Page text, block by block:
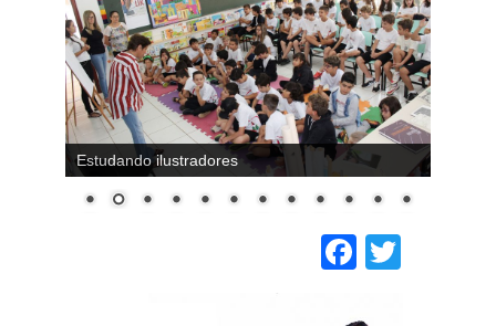
Estudando ilustradores